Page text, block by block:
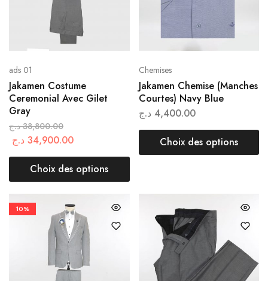
ads 01
Jakamen Costume
Ceremonial Avec Gilet
Gray
38,800.00 د.ج
34,900.00 د.ج
Choix des options
Chemises
Jakamen Chemise (Manches
Courtes) Navy Blue
4,400.00 د.ج
Choix des options
10%